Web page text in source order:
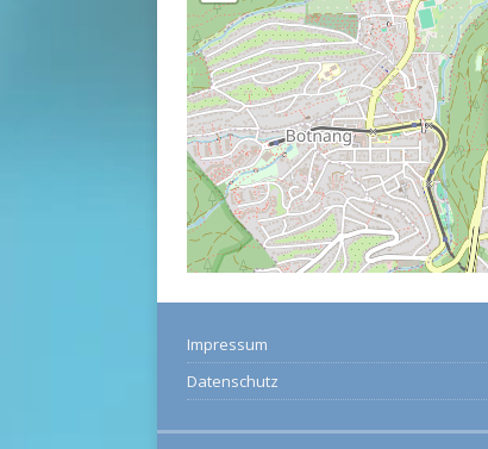
Impressum
Datenschutz